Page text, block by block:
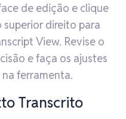
de edição e clique
direito para
View. Revise o
e faça os ajustes
ferramenta.
Transcrito